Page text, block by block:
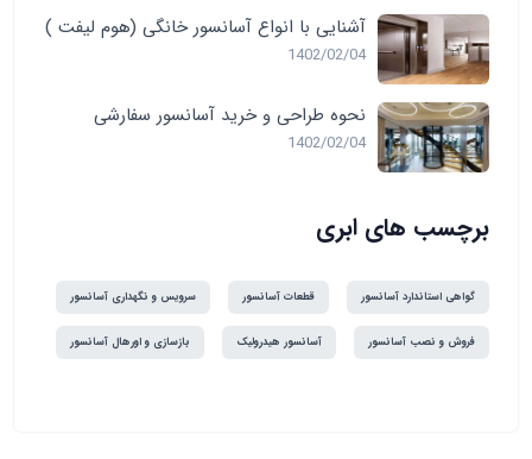
آشنایی با انواع آسانسور خانگی (هوم لیفت )
1402/02/04
نحوه طراحی و خرید آسانسور سفارشی
1402/02/04
برچسب های ابری
گواهی استاندارد آسانسور قطعات آسانسور سرویس و نگهداری آسانسور
فروش و نصب آسانسور آسانسور هیدرولیک بازسازی و اورهال آسانسور